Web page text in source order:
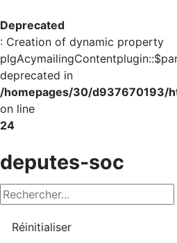
Deprecated
: Creation of dynamic property
deprecated in
/homepages/30/d937670193/
on line
24
deputes-soc
Réinitialiser